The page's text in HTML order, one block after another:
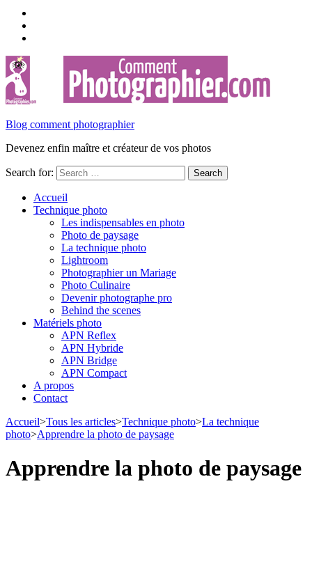
Blog comment photographier
Devenez enfin maître et créateur de vos photos
Search for:
Accueil
Technique photo
Les indispensables en photo
Photo de paysage
La technique photo
Lightroom
Photographier un Mariage
Photo Culinaire
Devenir photographe pro
Behind the scenes
Matériels photo
APN Reflex
APN Hybride
APN Bridge
APN Compact
A propos
Contact
Accueil>Tous les articles>Technique photo>La technique
photo>Apprendre la photo de paysage
Apprendre la photo de paysage